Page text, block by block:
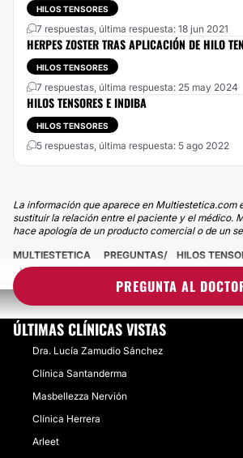
HILOS TENSORES
7 respuestas, última respuesta: 18 jun 2021
HERPES ZOSTER TRAS APLICACIÓN DE HILO
HILOS TENSORES
7 respuestas, última respuesta: 25 may 2024
HILOS TENSORES E INDIBA
HILOS TENSORES
5 respuestas, última respuesta: 5 ago 2022
La información que aparece en Multiestetica.com
sustituir la relación entre el paciente y el médico.
hace apología de un producto comercial o de un
PREGUNTA AL
MULTIESTETICA PREGUNTAS
HILOS
HILOS TENSORES PDO EN CARA REDONDA
ÚLTIMAS CLÍNICAS VISTAS
Dra. Lucía Zamudio Sánchez
Clínica Santanderma
Masbellezza Nervión
Clínica Herrera
Arleet